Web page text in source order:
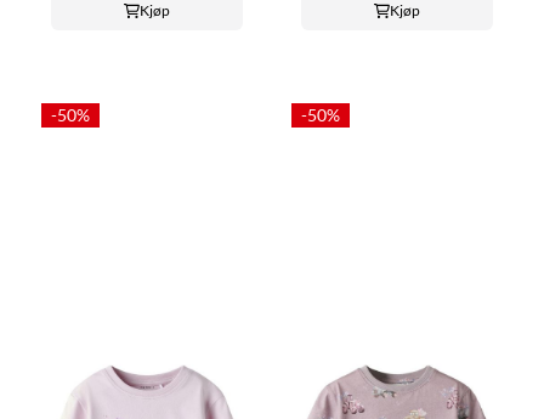
Kjøp Kjøp
-50% -50%